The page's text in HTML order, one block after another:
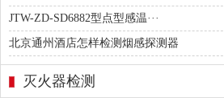
JTW-ZD-SD6882型点型感温···
北京通州酒店怎样检测烟感探测器
灭火器检测